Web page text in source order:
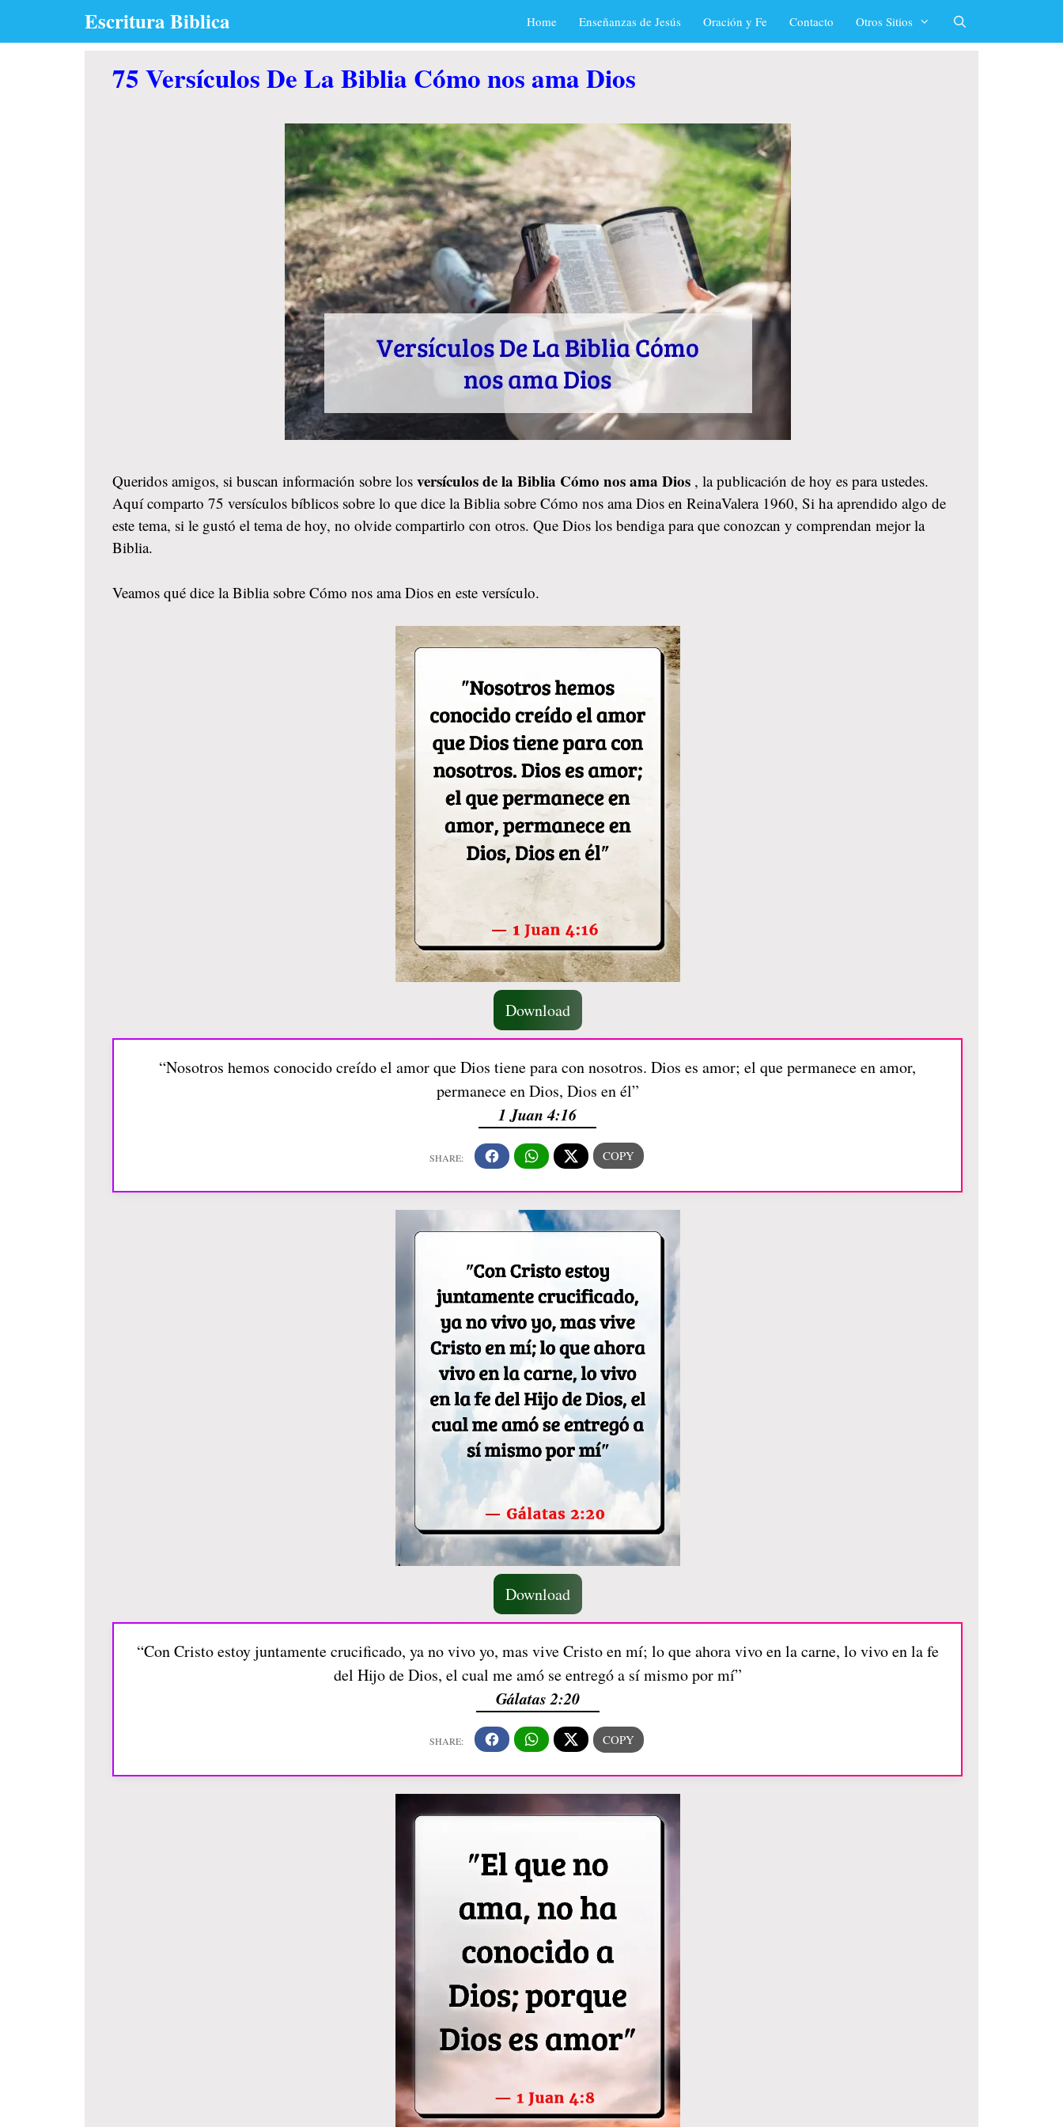
Escritura Biblica Home Enseñanzas de Jesús Oración y Fe Contacto Otros Sitios
75 Versículos De La Biblia Cómo nos ama Dios
Queridos amigos, si buscan información sobre los versículos de la Biblia Cómo nos ama Dios , la publicación de hoy es para ustedes.
Aquí comparto 75 versículos bíblicos sobre lo que dice la Biblia sobre Cómo nos ama Dios en ReinaValera 1960, Si ha aprendido algo de
este tema, si le gustó el tema de hoy, no olvide compartirlo con otros. Que Dios los bendiga para que conozcan y comprendan mejor la
Biblia.
Veamos qué dice la Biblia sobre Cómo nos ama Dios en este versículo.
Download
“Nosotros hemos conocido creído el amor que Dios tiene para con nosotros. Dios es amor; el que permanece en amor,
permanece en Dios, Dios en él”
1 Juan 4:16
Download
“Con Cristo estoy juntamente crucificado, ya no vivo yo, mas vive Cristo en mí; lo que ahora vivo en la carne, lo vivo en la fe
del Hijo de Dios, el cual me amó se entregó a sí mismo por mí”
Gálatas 2:20